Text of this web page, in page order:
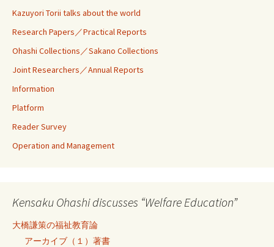
Kazuyori Torii talks about the world
Research Papers／Practical Reports
Ohashi Collections／Sakano Collections
Joint Researchers／Annual Reports
Information
Platform
Reader Survey
Operation and Management
Kensaku Ohashi discusses “Welfare Education”
大橋謙策の福祉教育論
アーカイブ（１）著書